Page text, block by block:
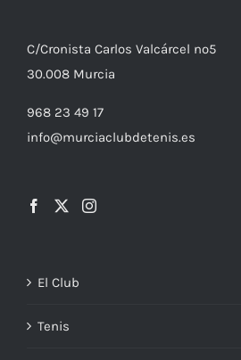
C/Cronista Carlos Valcárcel nº5
30.008 Murcia
968 23 49 17
info@murciaclubdetenis.es
El Club
Tenis